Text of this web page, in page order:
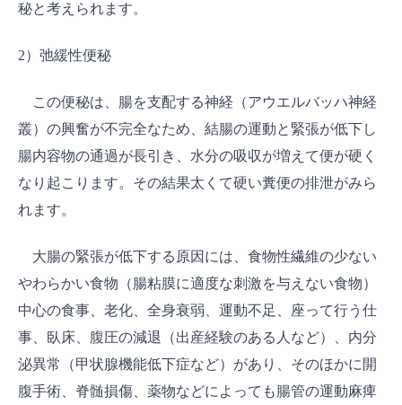
秘と考えられます。
2）弛緩性便秘
この便秘は、腸を支配する神経（アウエルバッハ神経
叢）の興奮が不完全なため、結腸の運動と緊張が低下し
腸内容物の通過が長引き、水分の吸収が増えて便が硬く
なり起こります。その結果太くて硬い糞便の排泄がみら
れます。
大腸の緊張が低下する原因には、食物性繊維の少ない
やわらかい食物（腸粘膜に適度な刺激を与えない食物）
中心の食事、老化、全身衰弱、運動不足、座って行う仕
事、臥床、腹圧の減退（出産経験のある人など）、内分
泌異常（甲状腺機能低下症など）があり、そのほかに開
腹手術、脊髄損傷、薬物などによっても腸管の運動麻痺